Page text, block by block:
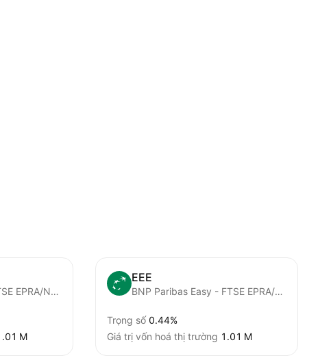
BNP Paribas Easy FTSE EPRA/NAREIT Eurozone Capped UCITS ETF Capitalisation
M‬
EEE
BNP Paribas Easy - FTSE EPRA/NAREIT Eurozone Capped
Trọng số 0.44%
Giá trị vốn hoá thị trường ‪1.01 M‬